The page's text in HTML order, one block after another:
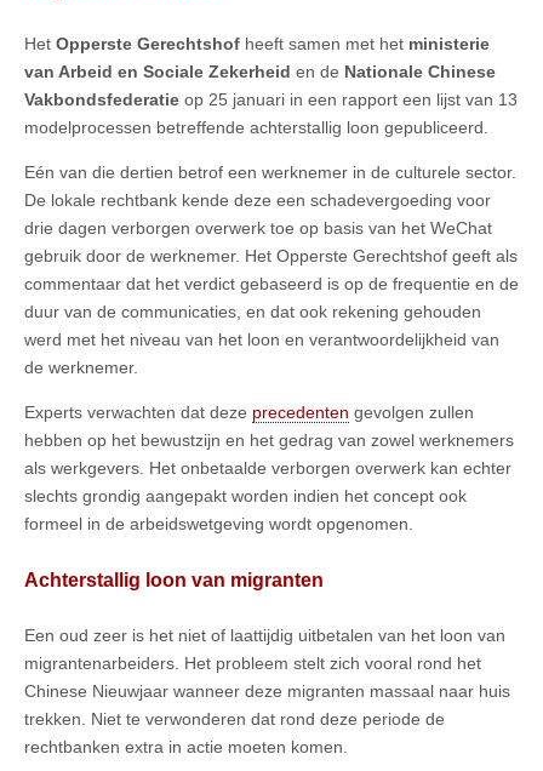
Het Opperste Gerechtshof heeft samen met het ministerie
van Arbeid en Sociale Zekerheid en de Nationale Chinese
Vakbondsfederatie op 25 januari in een rapport een lijst van 13
modelprocessen betreffende achterstallig loon gepubliceerd.
Eén van die dertien betrof een werknemer in de culturele sector.
De lokale rechtbank kende deze een schadevergoeding voor
drie dagen verborgen overwerk toe op basis van het WeChat
gebruik door de werknemer. Het Opperste Gerechtshof geeft als
commentaar dat het verdict gebaseerd is op de frequentie en de
duur van de communicaties, en dat ook rekening gehouden
werd met het niveau van het loon en verantwoordelijkheid van
de werknemer.
Experts verwachten dat deze precedenten gevolgen zullen
hebben op het bewustzijn en het gedrag van zowel werknemers
als werkgevers. Het onbetaalde verborgen overwerk kan echter
slechts grondig aangepakt worden indien het concept ook
formeel in de arbeidswetgeving wordt opgenomen.
Achterstallig loon van migranten
Een oud zeer is het niet of laattijdig uitbetalen van het loon van
migrantenarbeiders. Het probleem stelt zich vooral rond het
Chinese Nieuwjaar wanneer deze migranten massaal naar huis
trekken. Niet te verwonderen dat rond deze periode de
rechtbanken extra in actie moeten komen.